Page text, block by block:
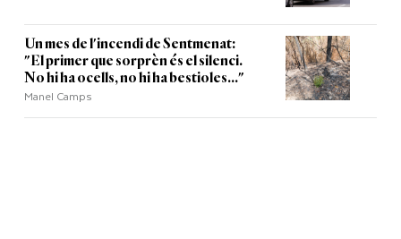
Un mes de l'incendi de Sentmenat:
"El primer que sorprèn és el silenci.
No hi ha ocells, no hi ha bestioles..."
Manel Camps